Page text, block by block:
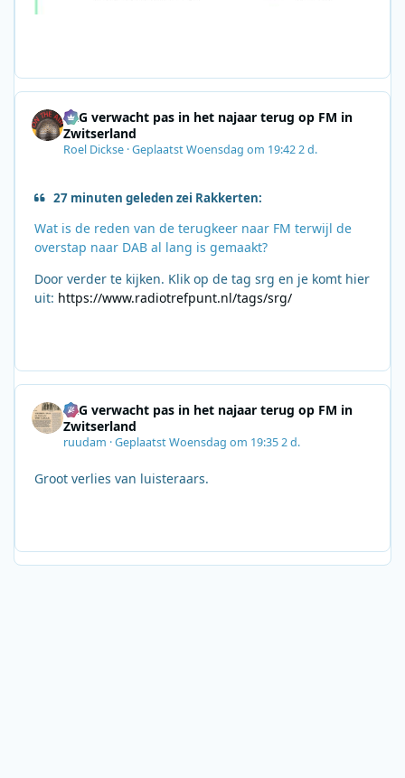
SRG verwacht pas in het najaar terug op FM in
Zwitserland
Roel Dickse ·GeplaatstWoensdag om 19:422 d.
27 minuten geleden zei Rakkerten:
Wat is de reden van de terugkeer naar FM terwijl de
overstap naar DAB al lang is gemaakt?
Door verder te kijken. Klik op de tag srg en je komt hier
uit: https://www.radiotrefpunt.nl/tags/srg/
SRG verwacht pas in het najaar terug op FM in
Zwitserland
ruudam ·GeplaatstWoensdag om 19:352 d.
Groot verlies van luisteraars.